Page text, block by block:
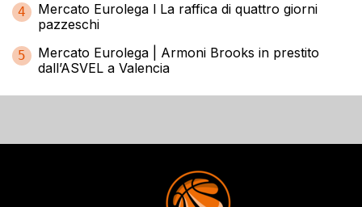
4
Mercato Eurolega l La raffica di quattro giorni
pazzeschi
5
Mercato Eurolega | Armoni Brooks in prestito
dall’ASVEL a Valencia